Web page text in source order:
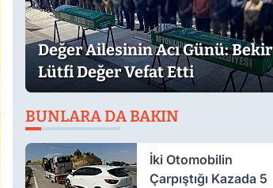
Değer Ailesinin Acı Günü: Bekir
Lütfi Değer Vefat Etti
BUNLARA DA BAKIN
İki Otomobilin
Çarpıştığı Kazada 5